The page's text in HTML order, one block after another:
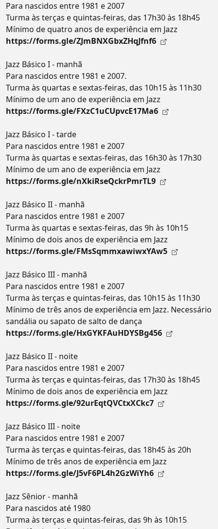
Para nascidos entre 1981 e 2007
Turma às terças e quintas-feiras, das 17h30 às 18h45
Mínimo de quatro anos de experiência em Jazz
https://forms.gle/ZJmBNXGbxZHqJfnf6
Jazz Básico I - manhã
Para nascidos entre 1981 e 2007.
Turma às quartas e sextas-feiras, das 10h15 às 11h30
Mínimo de um ano de experiência em Jazz
https://forms.gle/FXzC1uCUpvcE17Ma6
Jazz Básico I - tarde
Para nascidos entre 1981 e 2007
Turma às quartas e sextas-feiras, das 16h30 às 17h30
Mínimo de um ano de experiência em Jazz
https://forms.gle/nXkiRseQckrPmrTL9
Jazz Básico II - manhã
Para nascidos entre 1981 e 2007
Turma às quartas e sextas-feiras, das 9h às 10h15
Mínimo de dois anos de experiência em Jazz
https://forms.gle/FMsSqmmxawiwxYAw5
Jazz Básico III - manhã
Para nascidos entre 1981 e 2007
Turma às terças e quintas-feiras, das 10h15 às 11h30
Mínimo de três anos de experiência em Jazz. Necessário
sandália ou sapato de salto de dança
https://forms.gle/HxGYKFAuHDYSBg456
Jazz Básico II - noite
Para nascidos entre 1981 e 2007
Turma às terças e quintas-feiras, das 17h30 às 18h45
Mínimo de dois anos de experiência em Jazz
https://forms.gle/92urEqtQVCtxXCkc7
Jazz Básico III - noite
Para nascidos entre 1981 e 2007
Turma às terças e quintas-feiras, das 18h45 às 20h
Mínimo de três anos de experiência em Jazz
https://forms.gle/J5vF6PL4h2GzWiYh6
Jazz Sênior - manhã
Para nascidos até 1980
Turma às terças e quintas-feiras, das 9h às 10h15